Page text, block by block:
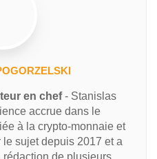
en chef- Stanislas
accrue dans le
à la crypto-monnaie et
le sujet depuis 2017 et a
de plusieurs